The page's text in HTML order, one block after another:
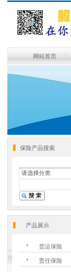
网站首页
保险产品搜索
请选择分类
产品展示
货运保险
责任保险